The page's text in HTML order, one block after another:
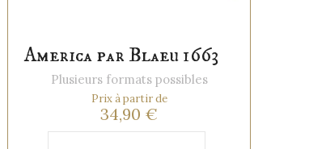
America par Blaeu 1663
Plusieurs formats possibles
Prix à partir de
34,90 €